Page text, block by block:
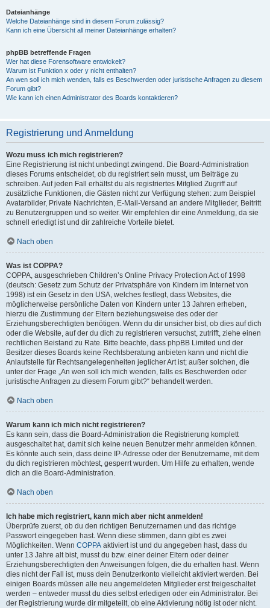
Dateianhänge
Welche Dateianhänge sind in diesem Forum zulässig?
Kann ich eine Übersicht all meiner Dateianhänge erhalten?
phpBB betreffende Fragen
Wer hat diese Forensoftware entwickelt?
Warum ist Funktion x oder y nicht enthalten?
An wen soll ich mich wenden, falls es Beschwerden oder juristische Anfragen zu diesem
Forum gibt?
Wie kann ich einen Administrator des Boards kontaktieren?
Registrierung und Anmeldung
Wozu muss ich mich registrieren?
Eine Registrierung ist nicht unbedingt zwingend. Die Board-Administration
dieses Forums entscheidet, ob du registriert sein musst, um Beiträge zu
schreiben. Auf jeden Fall erhältst du als registriertes Mitglied Zugriff auf
zusätzliche Funktionen, die Gästen nicht zur Verfügung stehen: zum Beispiel
Avatarbilder, Private Nachrichten, E-Mail-Versand an andere Mitglieder, Beitritt
zu Benutzergruppen und so weiter. Wir empfehlen dir eine Anmeldung, da sie
schnell erledigt ist und dir zahlreiche Vorteile bietet.
Nach oben
Was ist COPPA?
COPPA, ausgeschrieben Children’s Online Privacy Protection Act of 1998
(deutsch: Gesetz zum Schutz der Privatsphäre von Kindern im Internet von
1998) ist ein Gesetz in den USA, welches festlegt, dass Websites, die
möglicherweise persönliche Daten von Kindern unter 13 Jahren erheben,
hierzu die Zustimmung der Eltern beziehungsweise des oder der
Erziehungsberechtigten benötigen. Wenn du dir unsicher bist, ob dies auf dich
oder die Website, auf der du dich zu registrieren versuchst, zutrifft, ziehe einen
rechtlichen Beistand zu Rate. Bitte beachte, dass phpBB Limited und der
Besitzer dieses Boards keine Rechtsberatung anbieten kann und nicht die
Anlaufstelle für Rechtsangelegenheiten jeglicher Art ist; außer solchen, die
unter der Frage „An wen soll ich mich wenden, falls es Beschwerden oder
juristische Anfragen zu diesem Forum gibt?“ behandelt werden.
Nach oben
Warum kann ich mich nicht registrieren?
Es kann sein, dass die Board-Administration die Registrierung komplett
ausgeschaltet hat, damit sich keine neuen Benutzer mehr anmelden können.
Es könnte auch sein, dass deine IP-Adresse oder der Benutzername, mit dem
du dich registrieren möchtest, gesperrt wurden. Um Hilfe zu erhalten, wende
dich an die Board-Administration.
Nach oben
Ich habe mich registriert, kann mich aber nicht anmelden!
Überprüfe zuerst, ob du den richtigen Benutzernamen und das richtige
Passwort eingegeben hast. Wenn diese stimmen, dann gibt es zwei
Möglichkeiten. Wenn COPPA aktiviert ist und du angegeben hast, dass du
unter 13 Jahre alt bist, musst du bzw. einer deiner Eltern oder deiner
Erziehungsberechtigten den Anweisungen folgen, die du erhalten hast. Wenn
dies nicht der Fall ist, muss dein Benutzerkonto vielleicht aktiviert werden. Bei
einigen Boards müssen alle neu angemeldeten Mitglieder erst freigeschaltet
werden – entweder musst du dies selbst erledigen oder ein Administrator. Bei
der Registrierung wurde dir mitgeteilt, ob eine Aktivierung nötig ist oder nicht.